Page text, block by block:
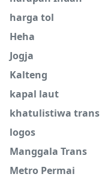
harga tol
Heha
Jogja
Kalteng
kapal laut
khatulistiwa trans
logos
Manggala Trans
Metro Permai